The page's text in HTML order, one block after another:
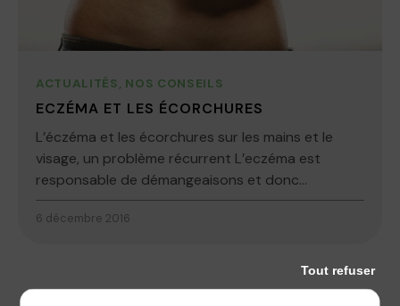
ACTUALITÉS, NOS CONSEILS
ECZÉMA ET LES ÉCORCHURES
L’éczéma et les écorchures sur les mains et le
visage, un problème récurrent L’eczéma est
responsable de démangeaisons et donc...
6 décembre 2016
Tout refuser